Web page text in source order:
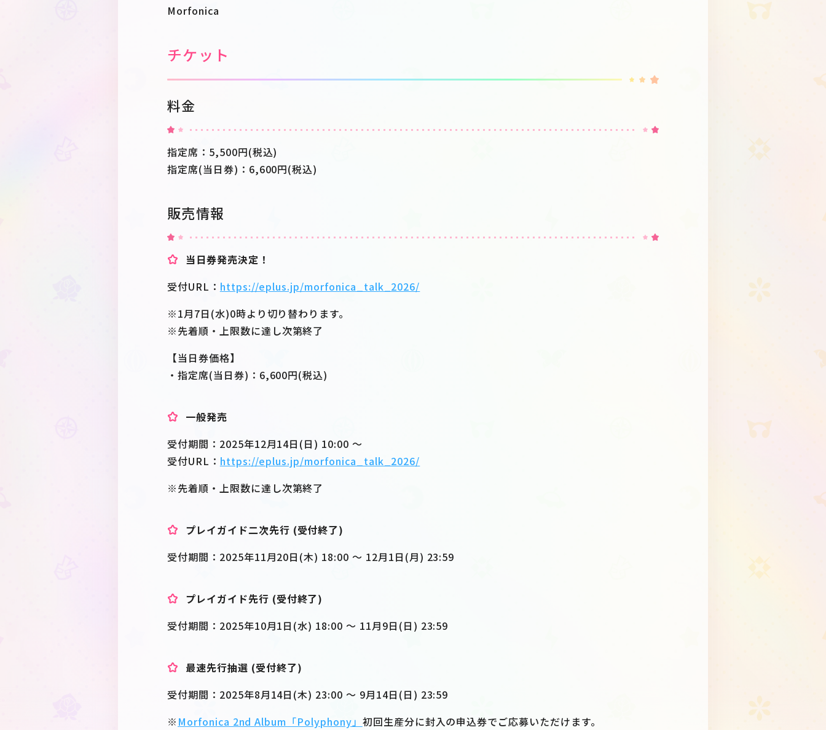
Morfonica
チケット
料金
指定席：5,500円(税込)
指定席(当日券)：6,600円(税込)
販売情報
当日券発売決定！
受付URL： https://eplus.jp/morfonica_talk_2026/
※1月7日(水)0時より切り替わります。
※先着順・上限数に達し次第終了
【当日券価格】
・指定席(当日券)：6,600円(税込)
一般発売
受付期間：2025年12月14日(日) 10:00 ～
受付URL： https://eplus.jp/morfonica_talk_2026/
※先着順・上限数に達し次第終了
プレイガイド二次先行 (受付終了)
受付期間：2025年11月20日(木) 18:00 ～ 12月1日(月) 23:59
プレイガイド先行 (受付終了)
受付期間：2025年10月1日(水) 18:00 ～ 11月9日(日) 23:59
最速先行抽選 (受付終了)
受付期間：2025年8月14日(木) 23:00 ～ 9月14日(日) 23:59
※ Morfonica 2nd Album「Polyphony」 初回生産分に封入の申込券でご応募いただけます。